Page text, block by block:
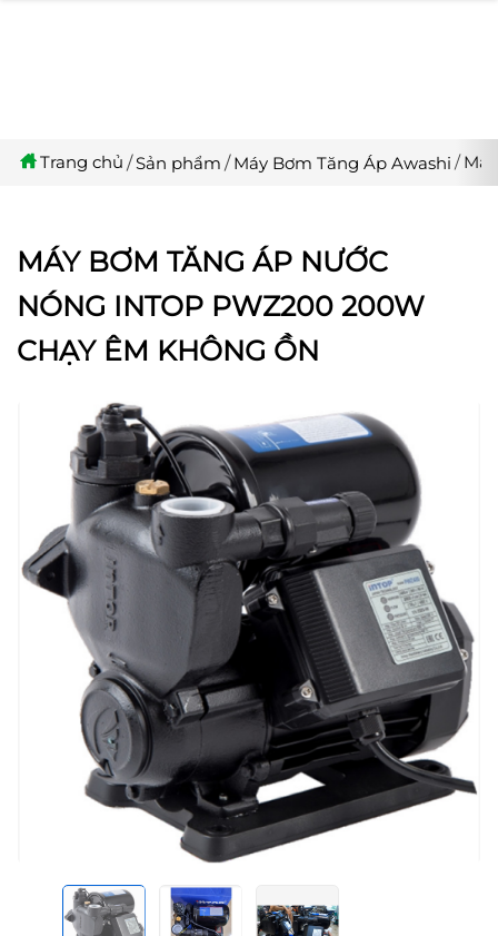
Trang chủ Sản phẩm Máy Bơm Tăng Áp Awashi
MÁY BƠM TĂNG ÁP NƯỚC
NÓNG INTOP PWZ200 200W
CHẠY ÊM KHÔNG ỒN